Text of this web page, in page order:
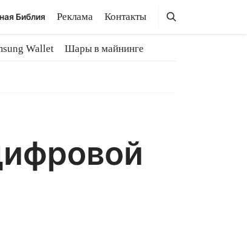
Библия Реклама Контакты Поиск
Поиск
Wallet
Шары в майнинге